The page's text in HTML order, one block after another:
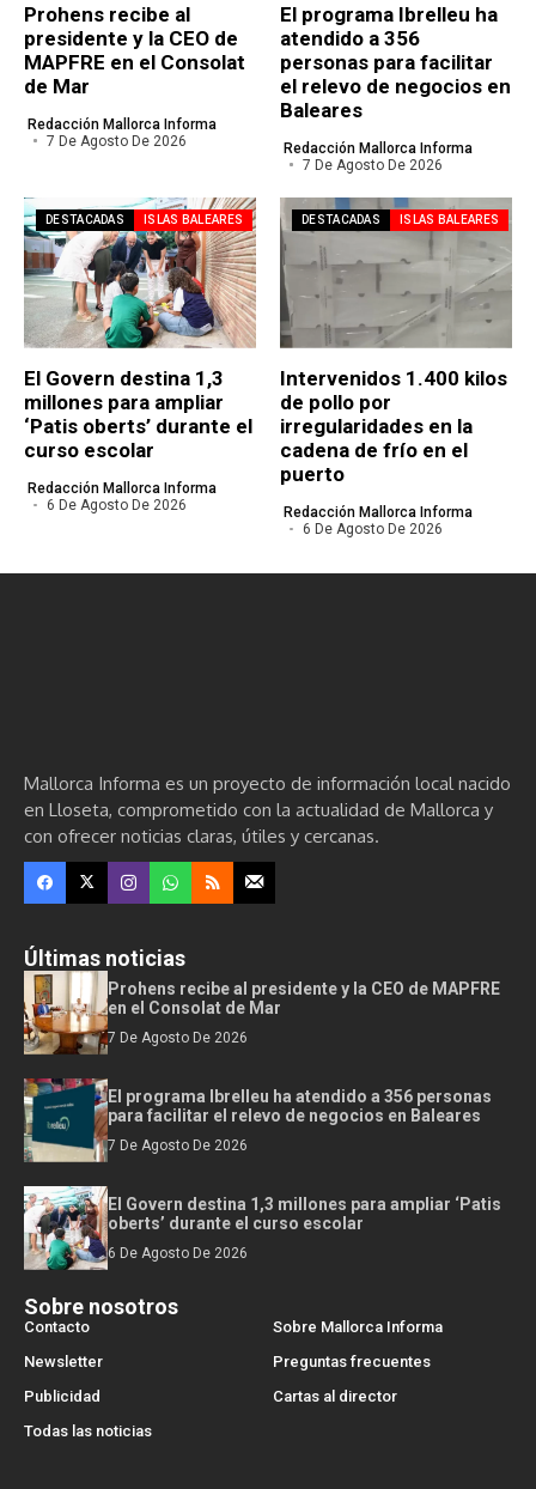
Prohens recibe al
presidente y la CEO de
MAPFRE en el Consolat
de Mar
Redacción Mallorca Informa
7 De Agosto De 2026
El programa Ibrelleu ha
atendido a 356
personas para facilitar
el relevo de negocios en
Baleares
Redacción Mallorca Informa
7 De Agosto De 2026
DESTACADAS ISLAS BALEARES
El Govern destina 1,3
millones para ampliar
‘Patis oberts’ durante el
curso escolar
Redacción Mallorca Informa
6 De Agosto De 2026
DESTACADAS ISLAS BALEARES
Intervenidos 1.400 kilos
de pollo por
irregularidades en la
cadena de frío en el
puerto
Redacción Mallorca Informa
6 De Agosto De 2026
Mallorca Informa es un proyecto de información local nacido
en Lloseta, comprometido con la actualidad de Mallorca y
con ofrecer noticias claras, útiles y cercanas.
Últimas noticias
Prohens recibe al presidente y la CEO de MAPFRE
en el Consolat de Mar
7 De Agosto De 2026
El programa Ibrelleu ha atendido a 356 personas
para facilitar el relevo de negocios en Baleares
7 De Agosto De 2026
El Govern destina 1,3 millones para ampliar ‘Patis
oberts’ durante el curso escolar
6 De Agosto De 2026
Sobre nosotros
Contacto
Sobre Mallorca Informa
Newsletter
Preguntas frecuentes
Publicidad
Cartas al director
Todas las noticias